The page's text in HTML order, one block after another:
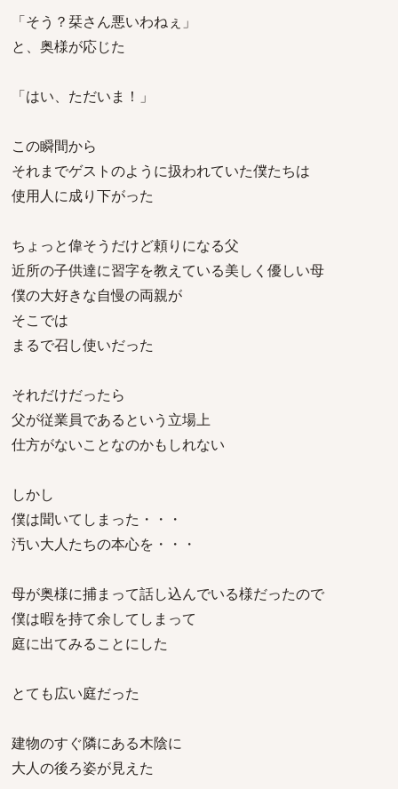
「そう？栞さん悪いわねぇ」
と、奥様が応じた
「はい、ただいま！」
この瞬間から
それまでゲストのように扱われていた僕たちは
使用人に成り下がった
ちょっと偉そうだけど頼りになる父
近所の子供達に習字を教えている美しく優しい母
僕の大好きな自慢の両親が
そこでは
まるで召し使いだった
それだけだったら
父が従業員であるという立場上
仕方がないことなのかもしれない
しかし
僕は聞いてしまった・・・
汚い大人たちの本心を・・・
母が奥様に捕まって話し込んでいる様だったので
僕は暇を持て余してしまって
庭に出てみることにした
とても広い庭だった
建物のすぐ隣にある木陰に
大人の後ろ姿が見えた